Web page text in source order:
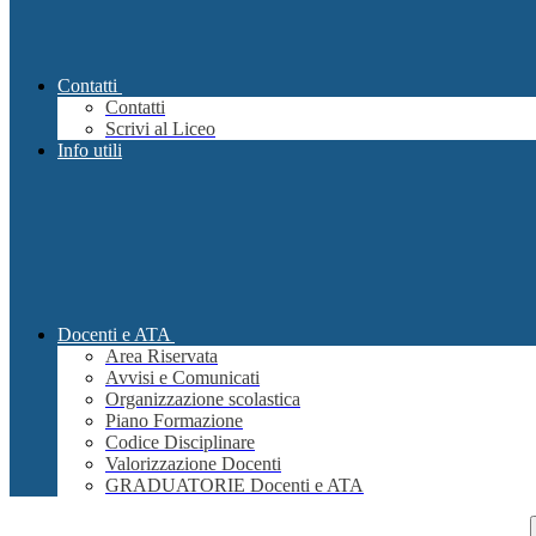
Contatti
Contatti
Scrivi al Liceo
Info utili
Docenti e ATA
Area Riservata
Avvisi e Comunicati
Organizzazione scolastica
Piano Formazione
Codice Disciplinare
Valorizzazione Docenti
GRADUATORIE Docenti e ATA